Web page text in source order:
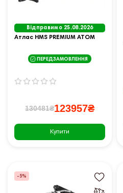
Відправимо 25.08.2026
Атлас HMS PREMIUM ATOM
ПЕРЕДЗАМОВЛЕННЯ
130481₴123957₴
Купити
-5%